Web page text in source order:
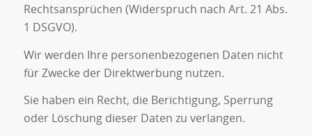
Rechtsansprüchen (Widerspruch nach Art. 21 Abs.
1 DSGVO).
Wir werden Ihre personenbezogenen Daten nicht
für Zwecke der Direktwerbung nutzen.
Sie haben ein Recht, die Berichtigung, Sperrung
oder Löschung dieser Daten zu verlangen.